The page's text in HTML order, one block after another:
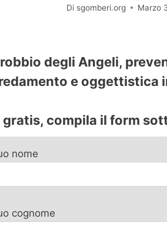
Di sgomberi.org Marzo
degli Angeli,
e oggettistica
compila il form
nome
cognome